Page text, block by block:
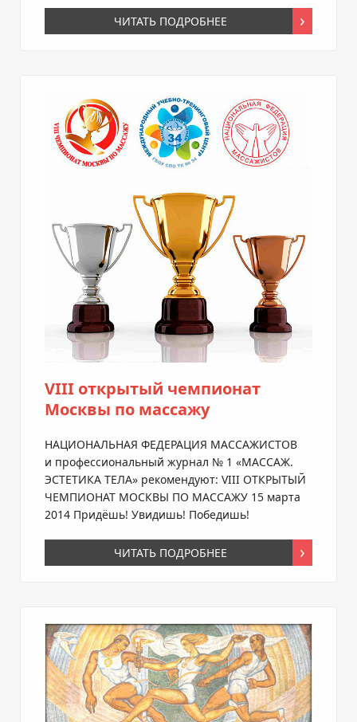
ЧИТАТЬ ПОДРОБНЕЕ
VIII открытый чемпионат
Москвы по массажу
НАЦИОНАЛЬНАЯ ФЕДЕРАЦИЯ МАССАЖИСТОВ
и профессиональный журнал № 1 «МАССАЖ.
ЭСТЕТИКА ТЕЛА» рекомендуют: VIII ОТКРЫТЫЙ
ЧЕМПИОНАТ МОСКВЫ ПО МАССАЖУ 15 марта
2014 Придёшь! Увидишь! Победишь!
ЧИТАТЬ ПОДРОБНЕЕ